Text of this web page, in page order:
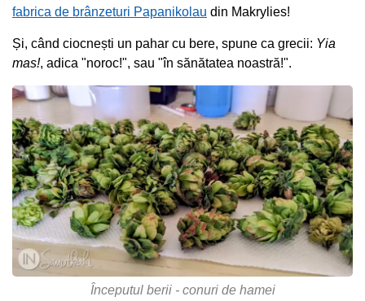
fabrica de brânzeturi Papanikolau din Makrylies!
Și, când ciocnești un pahar cu bere, spune ca grecii: Yia
mas!, adica "noroc!", sau "în sănătatea noastră!".
Începutul berii - conuri de hamei